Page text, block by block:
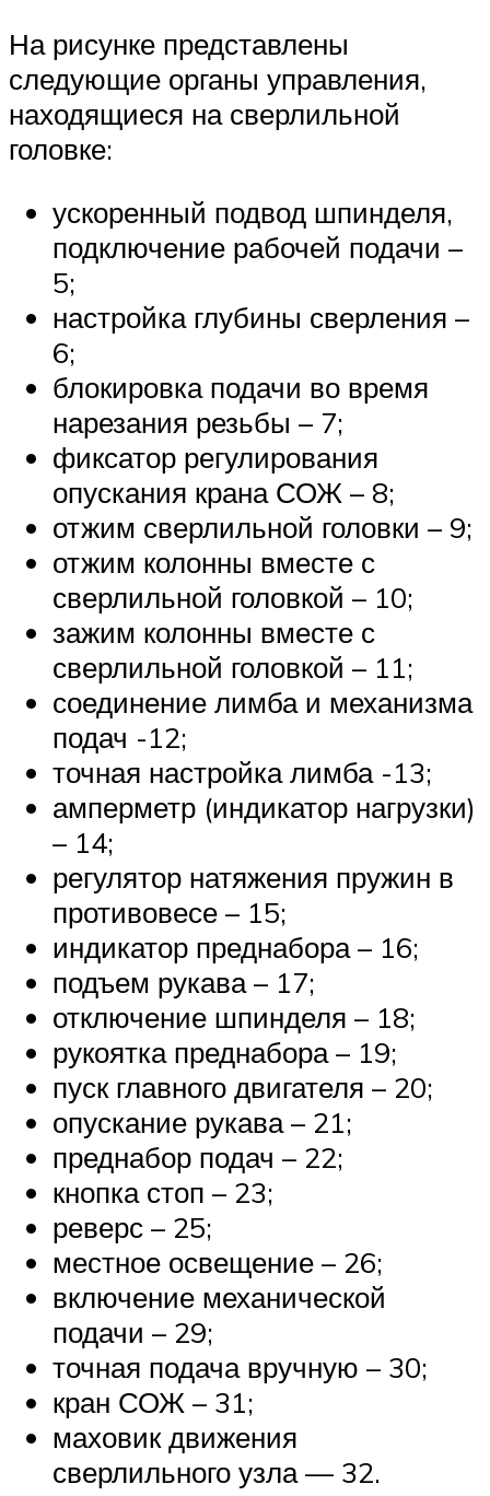
На рисунке представлены
следующие органы управления,
находящиеся на сверлильной
головке:
ускоренный подвод шпинделя,
подключение рабочей подачи –
5;
настройка глубины сверления –
6;
блокировка подачи во время
нарезания резьбы – 7;
фиксатор регулирования
опускания крана СОЖ – 8;
отжим сверлильной головки – 9;
отжим колонны вместе с
сверлильной головкой – 10;
зажим колонны вместе с
сверлильной головкой – 11;
соединение лимба и механизма
подач -12;
точная настройка лимба -13;
амперметр (индикатор нагрузки)
– 14;
регулятор натяжения пружин в
противовесе – 15;
индикатор преднабора – 16;
подъем рукава – 17;
отключение шпинделя – 18;
рукоятка преднабора – 19;
пуск главного двигателя – 20;
опускание рукава – 21;
преднабор подач – 22;
кнопка стоп – 23;
реверс – 25;
местное освещение – 26;
включение механической
подачи – 29;
точная подача вручную – 30;
кран СОЖ – 31;
маховик движения
сверлильного узла — 32.